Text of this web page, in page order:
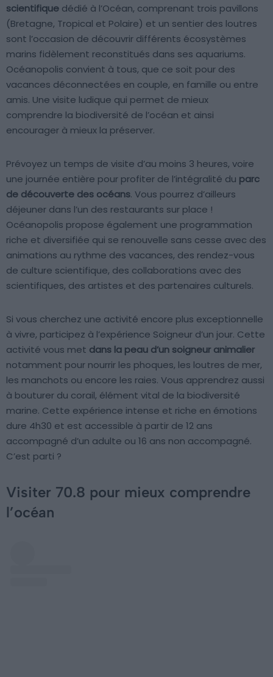
scientifique dédié à l’Océan, comprenant trois pavillons
(Bretagne, Tropical et Polaire) et un sentier des loutres
sont l’occasion de découvrir différents écosystèmes
marins fidèlement reconstitués dans ses aquariums.
Océanopolis convient à tous, que ce soit pour des
vacances déconnectées en couple, en famille ou entre
amis. Une visite ludique qui permet de mieux
comprendre la biodiversité de l’océan et ainsi
encourager à mieux la préserver.
Prévoyez un temps de visite d’au moins 3 heures, voire
une journée entière pour profiter de l’intégralité du parc
de découverte des océans. Vous pourrez d’ailleurs
déjeuner dans l’un des restaurants sur place !
Océanopolis propose également une programmation
riche et diversifiée qui se renouvelle sans cesse avec des
animations au rythme des vacances, des rendez-vous
de culture scientifique, des collaborations avec des
scientifiques, des artistes et des partenaires culturels.
Si vous cherchez une activité encore plus exceptionnelle
à vivre, participez à l’expérience Soigneur d’un jour. Cette
activité vous met dans la peau d’un soigneur animalier
notamment pour nourrir les phoques, les loutres de mer,
les manchots ou encore les raies. Vous apprendrez aussi
à bouturer du corail, élément vital de la biodiversité
marine. Cette expérience intense et riche en émotions
dure 4h30 et est accessible à partir de 12 ans
accompagné d’un adulte ou 16 ans non accompagné.
C’est parti ?
Visiter 70.8 pour mieux comprendre
l’océan